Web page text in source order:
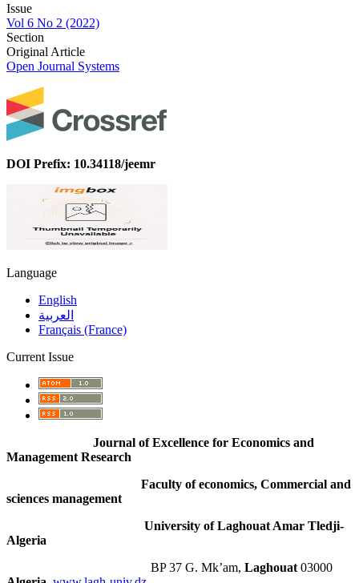
Issue
Vol 6 No 2 (2022)
Section
Original Article
Open Journal Systems
DOI Prefix: 10.34118/jeemr
Language
English
العربية
Français (France)
Current Issue
Journal of Excellence for Economics and
Management Research
Faculty of economics, Commercial and
sciences management
University of Laghouat Amar Tledji-
Algeria
BP 37 G. Mk’am, Laghouat 03000